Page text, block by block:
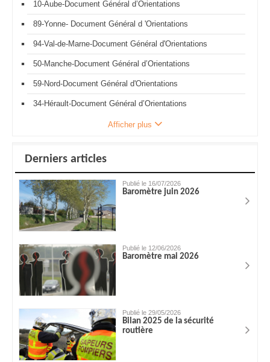
10-Aube-Document Général d’Orientations
89-Yonne- Document Général d 'Orientations
94-Val-de-Marne-Document Général d'Orientations
50-Manche-Document Général d’Orientations
59-Nord-Document Général d'Orientations
34-Hérault-Document Général d’Orientations
Afficher plus
Derniers articles
Publié le 16/07/2026
Baromètre juin 2026
Publié le 12/06/2026
Baromètre mai 2026
Publié le 29/05/2026
Bilan 2025 de la sécurité
routière